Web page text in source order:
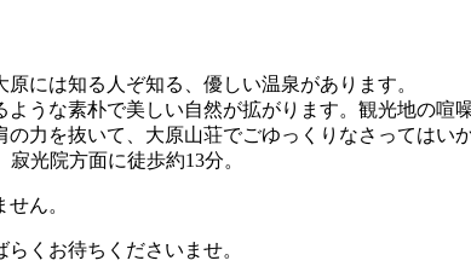
には知る人ぞ知る、優しい温泉があります。
うな素朴で美しい自然が拡がります。観光地の喧
力を抜いて、大原山荘でごゆっくりなさってはい
光院方面に徒歩約13分。
ん。
くお待ちくださいませ。